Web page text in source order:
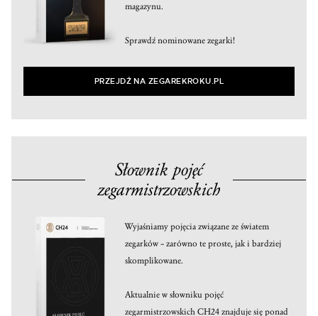
magazynu.
Sprawdź nominowane zegarki!
PRZEJDŹ NA ZEGAREKROKU.PL
Słownik pojęć
zegarmistrzowskich
Wyjaśniamy pojęcia związane ze światem
zegarków – zarówno te proste, jak i bardziej
skomplikowane.
Aktualnie w słowniku pojęć
zegarmistrzowskich CH24 znajduje się ponad